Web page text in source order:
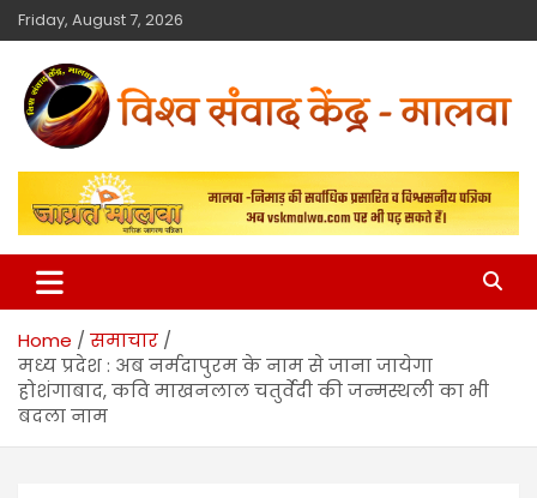
Friday, August 7, 2026
विश्व संवाद केंद्र
मालवा
Home
समाचार
मध्य प्रदेश : अब नर्मदापुरम के नाम से जाना जायेगा
होशंगाबाद, कवि माखनलाल चतुर्वेदी की जन्मस्थली का भी
बदला नाम